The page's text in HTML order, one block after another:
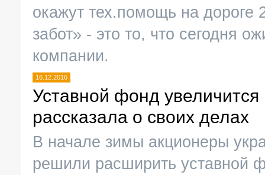
окажут тех.помощь на
забот» - это то, что сегодня
компании.
16.12.2016
Уставной фонд
рассказала о своих делах
В начале зимы акционеры
решили расширить уставной